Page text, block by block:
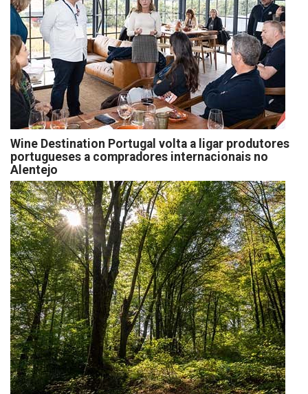
Wine Destination Portugal volta a ligar produtores
portugueses a compradores internacionais no
Alentejo